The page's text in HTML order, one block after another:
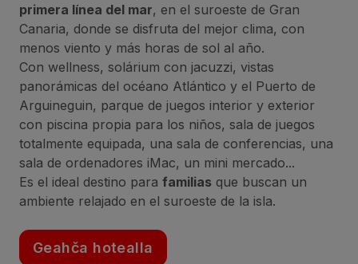
primera línea del mar, en el suroeste de Gran
Canaria, donde se disfruta del mejor clima, con
menos viento y más horas de sol al año.
Con wellness, solárium con jacuzzi, vistas
panorámicas del océano Atlántico y el Puerto de
Arguineguin, parque de juegos interior y exterior
con piscina propia para los niños, sala de juegos
totalmente equipada, una sala de conferencias, una
sala de ordenadores iMac, un mini mercado...
Es el ideal destino para familias que buscan un
ambiente relajado en el suroeste de la isla.
Geahča hotealla